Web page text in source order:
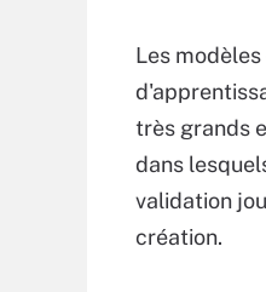
Les modèles
très grands
dans
validation
création.